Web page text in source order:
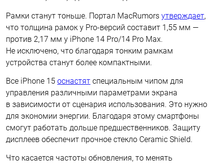
Рамки станут тоньше. Портал MacRumors утверждает,
что толщина рамок у Pro-версий составит 1,55 мм —
против 2,17 мм у iPhone 14 Pro/14 Pro Max.
Не исключено, что благодаря тонким рамкам
устройства станут более компактными.
Все iPhone 15 оснастят специальным чипом для
управления различными параметрами экрана
в зависимости от сценария использования. Это нужно
для экономии энергии. Благодаря этому смартфоны
смогут работать дольше предшественников. Защиту
дисплеев обеспечит прочное стекло Ceramic Shield.
Что касается частоты обновления, то менять